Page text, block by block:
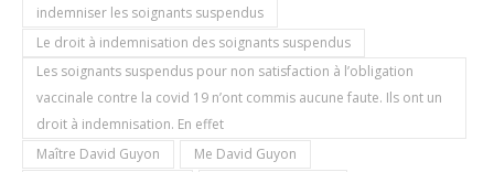
indemniser les soignants suspendus
Le droit à indemnisation des soignants suspendus
Les soignants suspendus pour non satisfaction à l’obligation
vaccinale contre la covid 19 n’ont commis aucune faute. Ils ont un
droit à indemnisation. En effet
Maître David Guyon
Me David Guyon